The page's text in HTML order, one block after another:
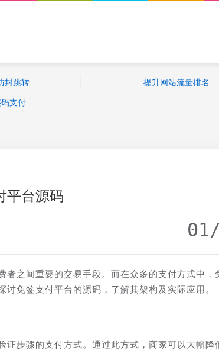
封跳转 提升网站流量排名
支付
平台源码
之间重要的交易手段。而在众多的支付方式中，
免签支付平台的源码，了解其架构及实际应用。
步骤的支付方式。通过此方式，商家可以大幅降